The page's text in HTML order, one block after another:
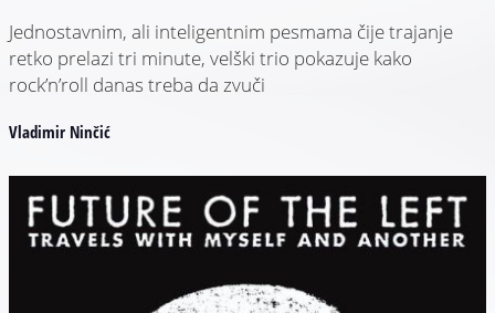
Jednostavnim, ali inteligentnim pesmama čije trajanje
retko prelazi tri minute, velški trio pokazuje kako
rock’n’roll danas treba da zvuči
Vladimir Ninčić